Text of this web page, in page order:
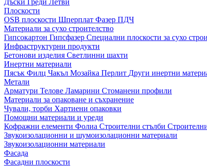
Дъски Греди Летви
Плоскости
OSB плоскости Шперплат Фазер ПДЧ
Материали за сухо строителство
Гипсокартон Гипсфазер Специални плоскости за сухо
Инфраструктурни продукти
Бетонови изделия Светлинни шахти
Инертни материали
Пясък Филц Чакъл Мозайкa Перлит Други инертни
Метали
Арматури Телове Ламарини Стоманени профили
Материали за опаковане и съхранение
Чували, торби Хартиени опаковки
Помощни материали и уреди
Кофражни елементи Фолиа Строителни стълби
Звукоизолационни и шумоизолационни материали
Звукоизолационни материали
Фасада
Фасадни плоскости